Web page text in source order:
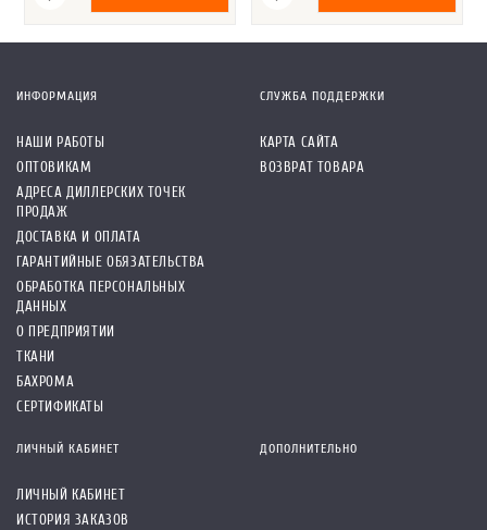
ИНФОРМАЦИЯ
НАШИ РАБОТЫ
ОПТОВИКАМ
АДРЕСА ДИЛЛЕРСКИХ ТОЧЕК
ПРОДАЖ
ДОСТАВКА И ОПЛАТА
ГАРАНТИЙНЫЕ ОБЯЗАТЕЛЬСТВА
ОБРАБОТКА ПЕРСОНАЛЬНЫХ
ДАННЫХ
О ПРЕДПРИЯТИИ
ТКАНИ
БАХРОМА
СЕРТИФИКАТЫ
СЛУЖБА ПОДДЕРЖКИ
КАРТА САЙТА
ВОЗВРАТ ТОВАРА
ЛИЧНЫЙ КАБИНЕТ
ЛИЧНЫЙ КАБИНЕТ
ИСТОРИЯ ЗАКАЗОВ
ДОПОЛНИТЕЛЬНО